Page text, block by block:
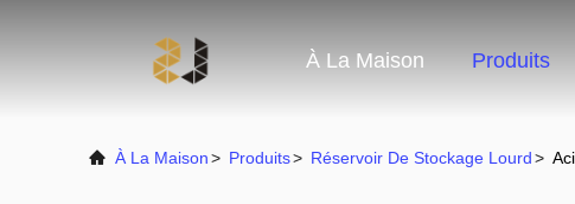
À La Maison Produits
À La Maison> Produits> Réservoir De Stockage Lourd>